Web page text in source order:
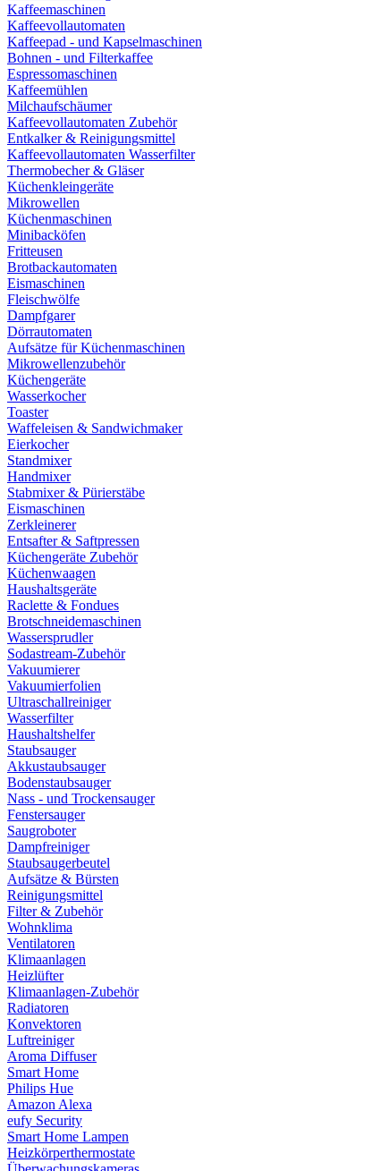
Kaffeemaschinen
Kaffeevollautomaten
Kaffeepad - und Kapselmaschinen
Bohnen - und Filterkaffee
Espressomaschinen
Kaffeemühlen
Milchaufschäumer
Kaffeevollautomaten Zubehör
Entkalker & Reinigungsmittel
Kaffeevollautomaten Wasserfilter
Thermobecher & Gläser
Küchenkleingeräte
Mikrowellen
Küchenmaschinen
Minibacköfen
Fritteusen
Brotbackautomaten
Eismaschinen
Fleischwölfe
Dampfgarer
Dörrautomaten
Aufsätze für Küchenmaschinen
Mikrowellenzubehör
Küchengeräte
Wasserkocher
Toaster
Waffeleisen & Sandwichmaker
Eierkocher
Standmixer
Handmixer
Stabmixer & Pürierstäbe
Eismaschinen
Zerkleinerer
Entsafter & Saftpressen
Küchengeräte Zubehör
Küchenwaagen
Haushaltsgeräte
Raclette & Fondues
Brotschneidemaschinen
Wassersprudler
Sodastream-Zubehör
Vakuumierer
Vakuumierfolien
Ultraschallreiniger
Wasserfilter
Haushaltshelfer
Staubsauger
Akkustaubsauger
Bodenstaubsauger
Nass - und Trockensauger
Fenstersauger
Saugroboter
Dampfreiniger
Staubsaugerbeutel
Aufsätze & Bürsten
Reinigungsmittel
Filter & Zubehör
Wohnklima
Ventilatoren
Klimaanlagen
Heizlüfter
Klimaanlagen-Zubehör
Radiatoren
Konvektoren
Luftreiniger
Aroma Diffuser
Smart Home
Philips Hue
Amazon Alexa
eufy Security
Smart Home Lampen
Heizkörperthermostate